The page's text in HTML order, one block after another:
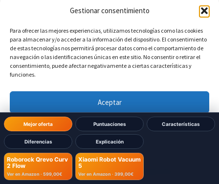
Gestionar consentimiento
Para ofrecer las mejores experiencias, utilizamos tecnologías como las cookies
para almacenar y/o acceder a la información del dispositivo. El consentimiento
de estas tecnologías nos permitirá procesar datos como el comportamiento de
navegación o las identificaciones únicas en este sitio. No consentir o retirar el
consentimiento, puede afectar negativamente a ciertas características y
funciones.
Aceptar
Denegar
Ver preferencias
Política de cookies Política de Privacidad
Mejor oferta Puntuaciones Características
Diferencias Explicación
Roborock Qrevo Curv
2 Flow
Ver en Amazon · 599,00€
Xiaomi Robot Vacuum
5
Ver en Amazon · 399,00€
Xiaomi Robot Vacuum 5: 360 mm
Altura de la base DIFERENTE ?
Roborock Qrevo Curv 2 Flow:
572 mm
Profundidad de la base DIFERENTE
Roborock Qrevo Curv 2 Flow: 450 mm